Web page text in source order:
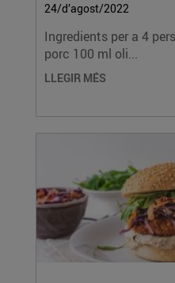
24/d’agost/2022
Ingredients per a 4
porc 100 ml oli...
LLEGIR MÉS